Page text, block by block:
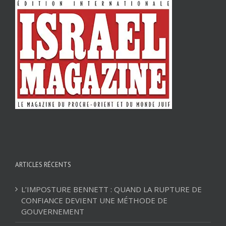
ARTICLES RÉCENTS
L’IMPOSTURE BENNETT : QUAND LA RUPTURE DE
CONFIANCE DEVIENT UNE MÉTHODE DE
GOUVERNEMENT